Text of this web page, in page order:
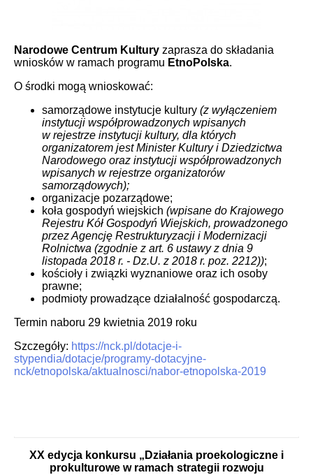
Narodowe Centrum Kultury zaprasza do składania
wniosków w ramach programu EtnoPolska.
O środki mogą wnioskować:
samorządowe instytucje kultury (z wyłączeniem
instytucji współprowadzonych wpisanych
w rejestrze instytucji kultury, dla których
organizatorem jest Minister Kultury i Dziedzictwa
Narodowego oraz instytucji współprowadzonych
wpisanych w rejestrze organizatorów
samorządowych);
organizacje pozarządowe;
koła gospodyń wiejskich (wpisane do Krajowego
Rejestru Kół Gospodyń Wiejskich, prowadzonego
przez Agencję Restrukturyzacji i Modernizacji
Rolnictwa (zgodnie z art. 6 ustawy z dnia 9
listopada 2018 r. - Dz.U. z 2018 r. poz. 2212));
kościoły i związki wyznaniowe oraz ich osoby
prawne;
podmioty prowadzące działalność gospodarczą.
Termin naboru 29 kwietnia 2019 roku
Szczegóły: https://nck.pl/dotacje-i-
stypendia/dotacje/programy-dotacyjne-
nck/etnopolska/aktualnosci/nabor-etnopolska-2019
XX edycja konkursu „Działania proekologiczne i
prokulturowe w ramach strategii rozwoju